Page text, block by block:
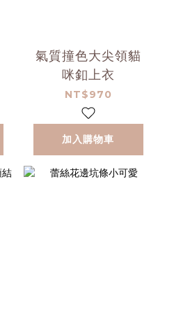
氣質撞色大尖領貓
咪釦上衣
NT$970
加入購物車